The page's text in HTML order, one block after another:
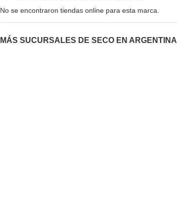
No se encontraron tiendas online para esta marca.
MÁS SUCURSALES DE SECO EN ARGENTINA